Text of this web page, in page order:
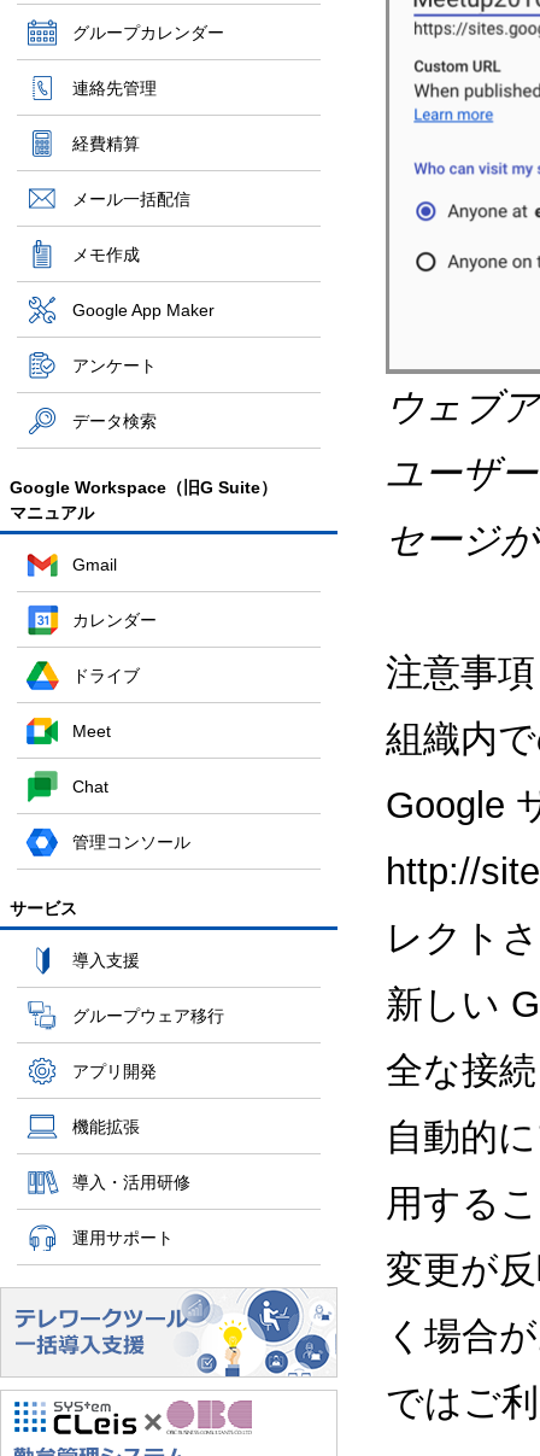
グループカレンダー
連絡先管理
経費精算
メール一括配信
メモ作成
Google App Maker
アンケート
データ検索
Google Workspace（旧G Suite）
マニュアル
Gmail
カレンダー
ドライブ
Meet
Chat
管理コンソール
サービス
導入支援
グループウェア移行
アプリ開発
機能拡張
導入・活用研修
運用サポート
ウェブ
ユーザ
セージ
注意事項
組織内
Google
http://
レクト
新しい
全な接
自動的
用する
変更が
く場合
ではご